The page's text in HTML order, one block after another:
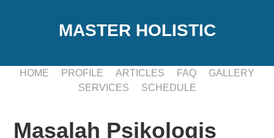
MASTER HOLISTIC
HOME PROFILE ARTICLES FAQ
GALLERY
SERVICES
SCHEDULE
Masalah Psikologis